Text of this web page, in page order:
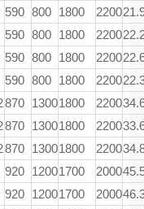
590 800 1800 2200
590 800 1800 2200
590 800 1800 2200
590 800 1800 2200
870 13001800 2200
870 13001800 2200
870 13001800 2200
920 12001700 2000
920 12001700 2000